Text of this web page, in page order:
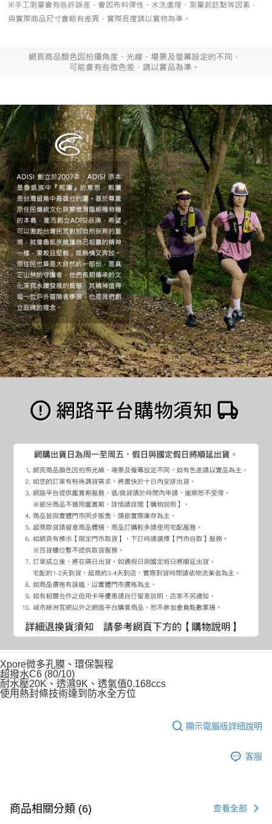
Xpore微多孔膜、環保製程
超撥水C6 (80/10)
耐水壓20K、透濕9K、透氣值0.168ccs
使用熱封條技術達到防水全方位
顯示電腦版詳細說明
客服
商品相關分類 (6) 查看全部